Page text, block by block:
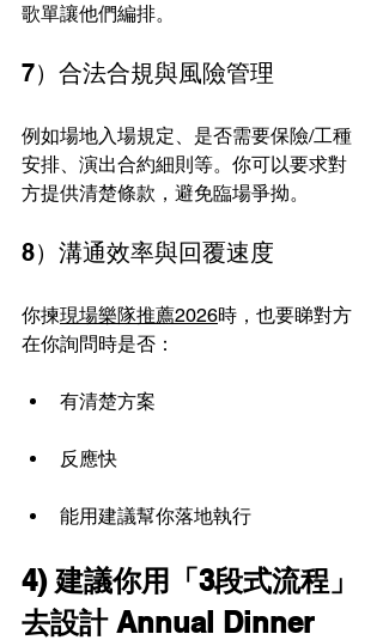
歌單讓他們編排。
7）合法合規與風險管理
例如場地入場規定、是否需要保險/工種
安排、演出合約細則等。你可以要求對
方提供清楚條款，避免臨場爭拗。
8）溝通效率與回覆速度
你揀現場樂隊推薦2026時，也要睇對方
在你詢問時是否：
有清楚方案
反應快
能用建議幫你落地執行
4) 建議你用「3段式流程」
去設計 Annual Dinner